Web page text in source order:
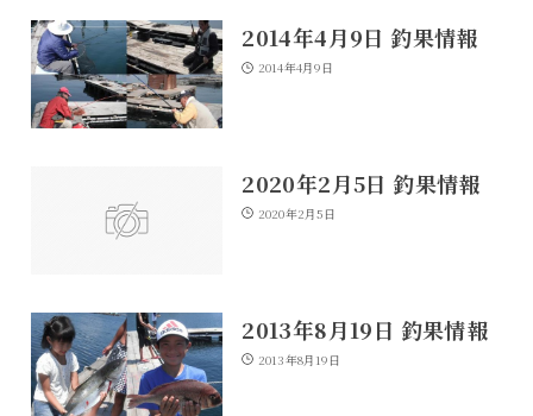
2014年4月9日 釣果情報
2014年4月9日
2020年2月5日 釣果情報
2020年2月5日
2013年8月19日 釣果情報
2013年8月19日